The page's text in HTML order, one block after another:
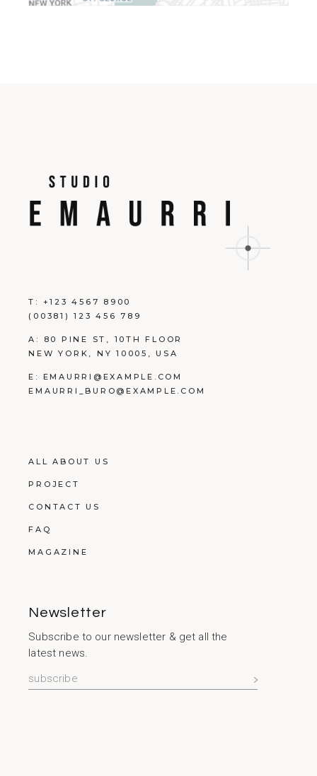
T: +123 4567 8900
(00381) 123 456 789
A:
80 PINE ST, 10TH FLOOR
NEW YORK, NY 10005, USA
E: EMAURRI@EXAMPLE.COM
EMAURRI_BURO@EXAMPLE.COM
ALL ABOUT US
PROJECT
CONTACT US
FAQ
MAGAZINE
Newsletter
Subscribe to our newsletter & get all the
latest news.